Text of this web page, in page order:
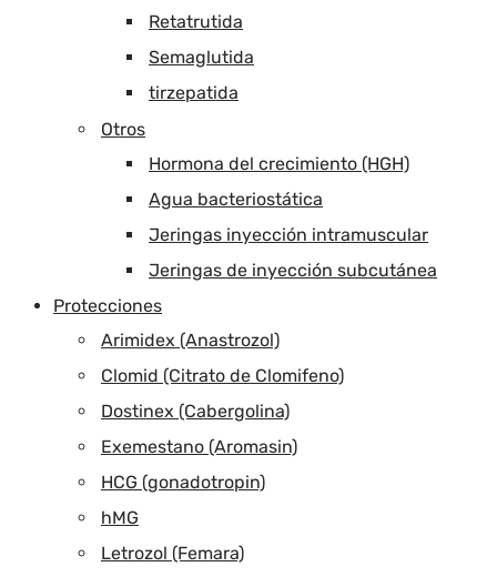
Retatrutida
Semaglutida
tirzepatida
Otros
Hormona del crecimiento (HGH)
Agua bacteriostática
Jeringas inyección intramuscular
Jeringas de inyección subcutánea
Protecciones
Arimidex (Anastrozol)
Clomid (Citrato de Clomifeno)
Dostinex (Cabergolina)
Exemestano (Aromasin)
HCG (gonadotropin)
hMG
Letrozol (Femara)